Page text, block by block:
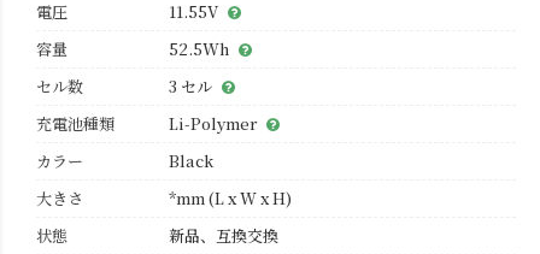
電圧
11.55V
容量
52.5Wh
セル数
3 セル
充電池種類
Li-Polymer
カラー
Black
大きさ
*mm (L x W x H)
状態
新品、互換交換